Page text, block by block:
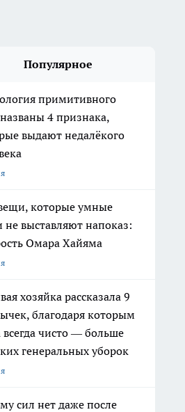
Популярное
примитивного
4 признака,
выдают недалёкого
которые умные
выставляют напоказ:
Омара Хайяма
хозяйка рассказала 9
благодаря которым
чисто — больше
генеральных уборок
сил нет даже после